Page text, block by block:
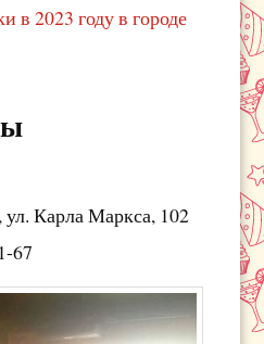
в 2023 году в городе
Карла Маркса, 102
67